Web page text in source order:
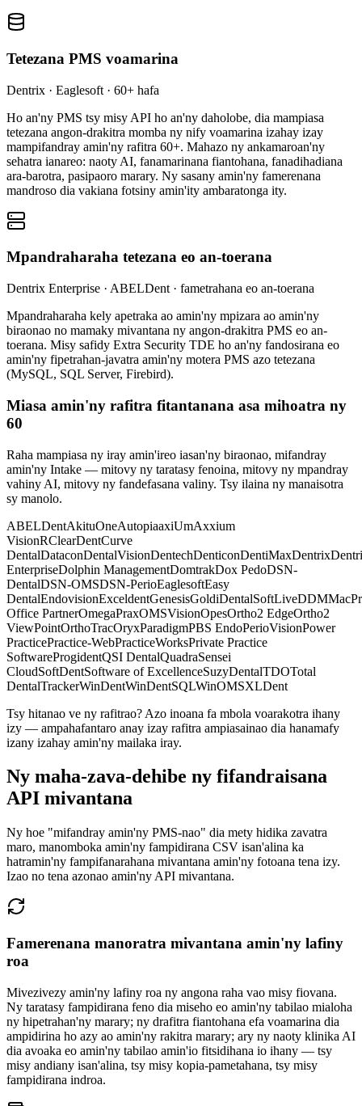
Tetezana PMS voamarina
Dentrix · Eaglesoft · 60+ hafa
Ho an'ny PMS tsy misy API ho an'ny daholobe, dia mampiasa
tetezana angon-drakitra momba ny nify voamarina izahay izay
mampifandray amin'ny rafitra 60+. Mahazo ny ankamaroan'ny
sehatra ianareo: naoty AI, fanamarinana fiantohana, fanadihadiana
ara-barotra, pasipaoro marary. Ny sasany amin'ny famerenana
mandroso dia vakiana fotsiny amin'ity ambaratonga ity.
Mpandraharaha tetezana eo an-toerana
Dentrix Enterprise · ABELDent · fametrahana eo an-toerana
Mpandraharaha kely apetraka ao amin'ny mpizara ao amin'ny
biraonao no mamaky mivantana ny angon-drakitra PMS eo an-
toerana. Misy safidy Extra Security TDE ho an'ny fandosirana eo
amin'ny fipetrahan-javatra amin'ny motera PMS azo tetezana
(MySQL, SQL Server, Firebird).
Miasa amin'ny rafitra fitantanana asa mihoatra ny
60
Raha mampiasa ny iray amin'ireo iasan'ny biraonao, mifandray
amin'ny Intake — mitovy ny taratasy fenoina, mitovy ny mpandray
vahiny AI, mitovy ny fandefasana valiny. Tsy ilaina ny manaisotra
sy manolo.
ABELDentAkituOneAutopiaaxiUmAxxium
VisionRClearDentCurve
DentalDataconDentalVisionDentechDenticonDentiMaxDentrix
EnterpriseDolphin ManagementDomtrakDox PedoDSN-
DentalDSN-OMSDSN-PerioEaglesoftEasy
DentalEndovisionExceldentGenesisGoldiDentalSoftLiveDDM
Office PartnerOmegaPraxOMSVisionOpesOrtho2 EdgeOrtho2
ViewPointOrthoTracOryxParadigmPBS EndoPerioVisionPower
PracticePractice-WebPracticeWorksPrivate Practice
SoftwareProgidentQSI DentalQuadraSensei
CloudSoftDentSoftware of ExcellenceSuzyDentalTDOTotal
DentalTrackerWinDentWinDentSQLWinOMSXLDent
Tsy hitanao ve ny rafitrao? Azo inoana fa mbola voarakotra ihany
izy — ampahafantaro anay izay rafitra ampiasainao dia hanamafy
izany izahay amin'ny mailaka iray.
Ny maha-zava-dehibe ny fifandraisana
API mivantana
Ny hoe "mifandray amin'ny PMS-nao" dia mety hidika zavatra
maro, manomboka amin'ny fampidirana CSV isan'alina ka
hatramin'ny fampifanarahana mivantana amin'ny fotoana tena izy.
Izao no tena azonao amin'ny API mivantana.
Famerenana manoratra mivantana amin'ny lafiny
roa
Mivezivezy amin'ny lafiny roa ny angona raha vao misy fiovana.
Ny taratasy fampidirana feno dia miseho eo amin'ny tabilao mialoha
ny hipetrahan'ny marary; ny drafitra fiantohana efa voamarina dia
ampidirina ho azy ao amin'ny rakitra marary; ary ny naoty klinika AI
dia avoaka eo amin'ny tabilao amin'io fitsidihana io ihany — tsy
misy andiany isan'alina, tsy misy kopia-pametahana, tsy misy
fampidirana indroa.